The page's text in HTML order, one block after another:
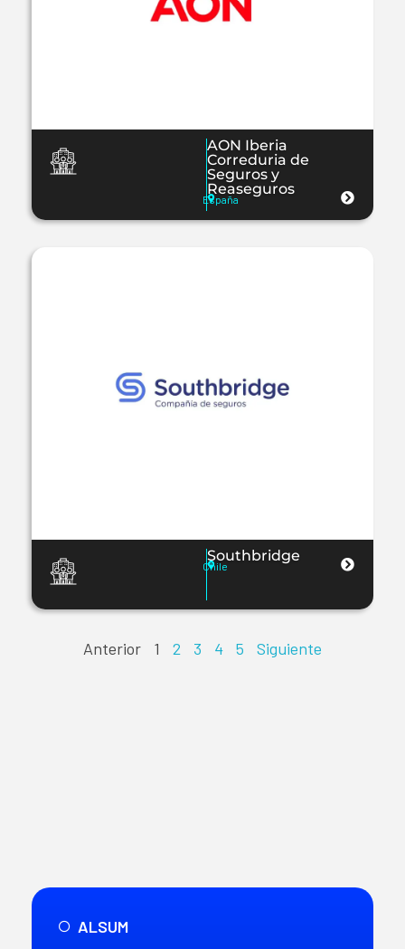
AON Iberia
Correduria de
Seguros y
Reaseguros
España
Southbridge
Chile
Anterior 1 2 3 4 5 Siguiente
ALSUM